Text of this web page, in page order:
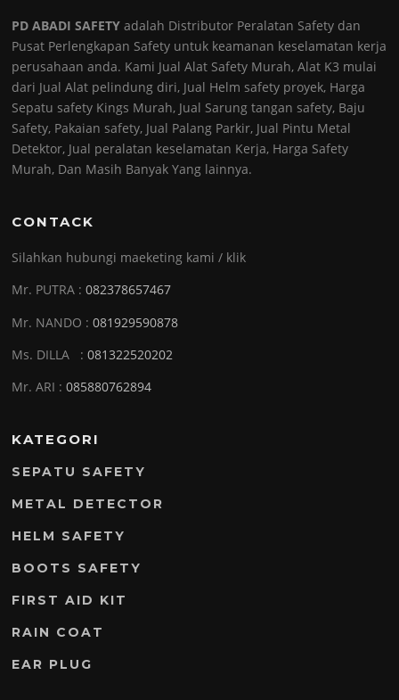
PD ABADI SAFETY adalah Distributor Peralatan Safety dan
Pusat Perlengkapan Safety untuk keamanan keselamatan kerja
perusahaan anda. Kami Jual Alat Safety Murah, Alat K3 mulai
dari Jual Alat pelindung diri, Jual Helm safety proyek, Harga
Sepatu safety Kings Murah, Jual Sarung tangan safety, Baju
Safety, Pakaian safety, Jual Palang Parkir, Jual Pintu Metal
Detektor, Jual peralatan keselamatan Kerja, Harga Safety
Murah, Dan Masih Banyak Yang lainnya.
CONTACK
Silahkan hubungi maeketing kami / klik
Mr. PUTRA :082378657467
Mr. NANDO :081929590878
Ms. DILLA :081322520202
Mr. ARI :085880762894
KATEGORI
SEPATU SAFETY
METAL DETECTOR
HELM SAFETY
BOOTS SAFETY
FIRST AID KIT
RAIN COAT
EAR PLUG